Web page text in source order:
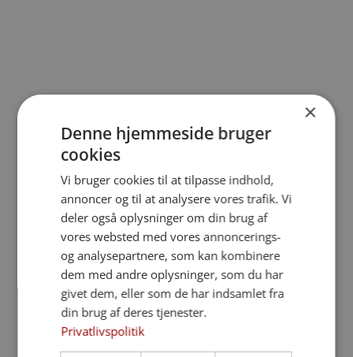
For enden af Vesterbro, midt i travle Aalborg,
ligger Hanna Vig Begravelsesforretning. En
bedemandsforretning med mere end 30 års
lokal erfaring – og med et tydeligt blik for at...
×
Denne hjemmeside bruger
cookies
Vi bruger cookies til at tilpasse indhold,
annoncer og til at analysere vores trafik. Vi
deler også oplysninger om din brug af
vores websted med vores annoncerings-
og analysepartnere, som kan kombinere
dem med andre oplysninger, som du har
givet dem, eller som de har indsamlet fra
din brug af deres tjenester.
Privatlivspolitik